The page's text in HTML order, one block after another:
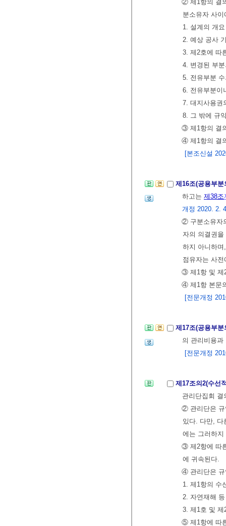
② 제1항의 결
분소유자 사
1. 설계의 개요
2. 예상 공사
3. 제2호에 따
4. 변경된 부
5. 전유부분
6. 전유부분이
7. 대지사용권
8. 그 밖에 규
③ 제1항의 결
④ 제1항의 결
[본조신설
제16조(공용부
하고는 제38조
개정 2020. 2.
② 구분소유자
자의 의결권
하지 아니하
점유자는 사
③ 제1항 및 제
④ 제1항 본문
[전문개정
제17조(공용부
의 관리비용
[전문개정
제17조의2(수선
관리단집회
② 관리단은 규
있다. 다만, 다
에는 그러하지
③ 제2항에 따
에 귀속된다.
④ 관리단은 규
1. 제1항의 수
2. 자연재해
3. 제1호 및 제
⑤ 제1항에 따